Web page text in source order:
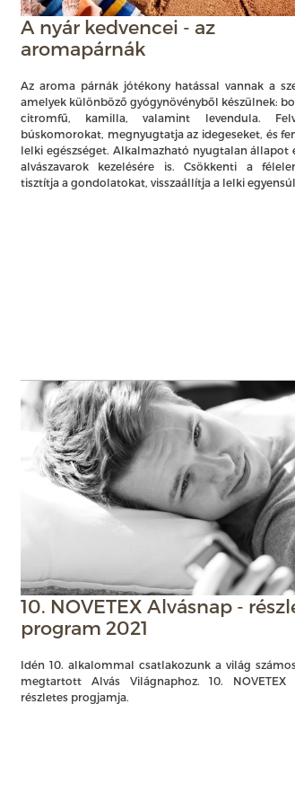
A nyár kedvencei - az
aromapárnák
Az aroma párnák jótékony hatással vannak a
amelyek különböző gyógynövényből készülnek:
citromfű, kamilla, valamint levendula.
búskomorokat, megnyugtatja az idegeseket, és
lelki egészséget. Alkalmazható nyugtalan állapot
alvászavarok kezelésére is. Csökkenti a
tisztítja a gondolatokat, visszaállítja a lelki
10. NOVETEX Alvásnap -
program 2021
Idén 10. alkalommal csatlakozunk a világ
megtartott Alvás Világnaphoz. 10. NOVETEX
részletes progjamja.